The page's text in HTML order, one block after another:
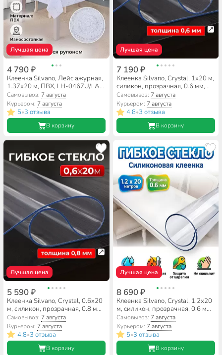
Лучшая цена
4 790 ₽
Клеенка Silvano, Лейс ажурная,
1.37х20 м, ПВХ, LH-0467U/LA-
0467U
Самовывоз: 7 августа
Курьером: 7 августа
5•3 отзыва
В корзину
Лучшая цена
7 190 ₽
Клеенка Silvano, Crystal, 1х20 м,
силикон, прозрачная, 0.6 мм,
RF005
Самовывоз: 7 августа
Курьером: 7 августа
4.8•3 отзыва
В корзину
Лучшая цена
5 590 ₽
Клеенка Silvano, Crystal, 0.6х20
м, силикон, прозрачная, 0.8 мм,
RF007
Самовывоз: 7 августа
Курьером: 7 августа
4.8•3 отзыва
В корзину
Лучшая цена
8 690 ₽
Клеенка Silvano, Crystal, 1.2х20
м, силикон, прозрачная, 0.6 мм,
RF006
Самовывоз: 7 августа
Курьером: 7 августа
5•3 отзыва
В корзину